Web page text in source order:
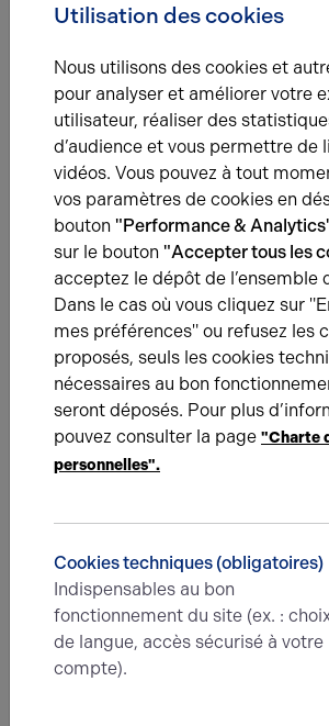
RDC
RDC
RDC
RDC
RDC
RDC
RDC
Utilisation des cookies
Nous utilisons des cookies et
pour analyser et améliorer votre
utilisateur, réaliser des
d’audience et vous permettre de
vidéos. Vous pouvez à tout
vos paramètres de cookies en
bouton "Performance &
sur le bouton "Accepter tous les
acceptez le dépôt de l’ensemble
Dans le cas où vous cliquez sur
mes préférences" ou refusez les
proposés, seuls les cookies
nécessaires au bon
seront déposés. Pour plus
pouvez consulter la page "Charte
personnelles".
Cookies techniques (obligatoires)
Indispensables au bon
fonctionnement du site (ex. :
de langue, accès sécurisé à votre
compte).